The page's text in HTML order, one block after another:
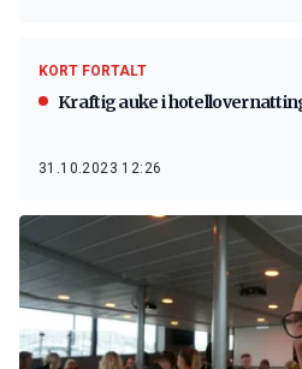
KORT FORTALT
Kraftig auke i
31.10.2023 12:26